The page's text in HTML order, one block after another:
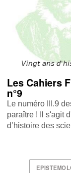
Les Cahiers
n°9
Le numéro III.9
paraître ! Il s'agit
d’histoire des